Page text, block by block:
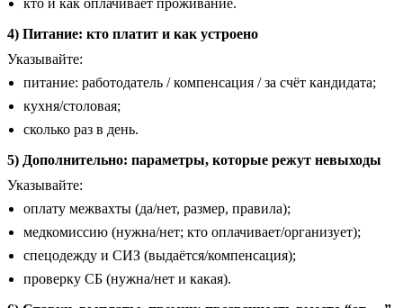
4) Питание: кто платит и как устроено
Указывайте:
питание: работодатель / компенсация / за счёт кандидата;
кухня/столовая;
сколько раз в день.
5) Дополнительно: параметры, которые режут невыходы
Указывайте:
оплату межвахты (да/нет, размер, правила);
медкомиссию (нужна/нет; кто оплачивает/организует);
спецодежду и СИЗ (выдаётся/компенсация);
проверку СБ (нужна/нет и какая).